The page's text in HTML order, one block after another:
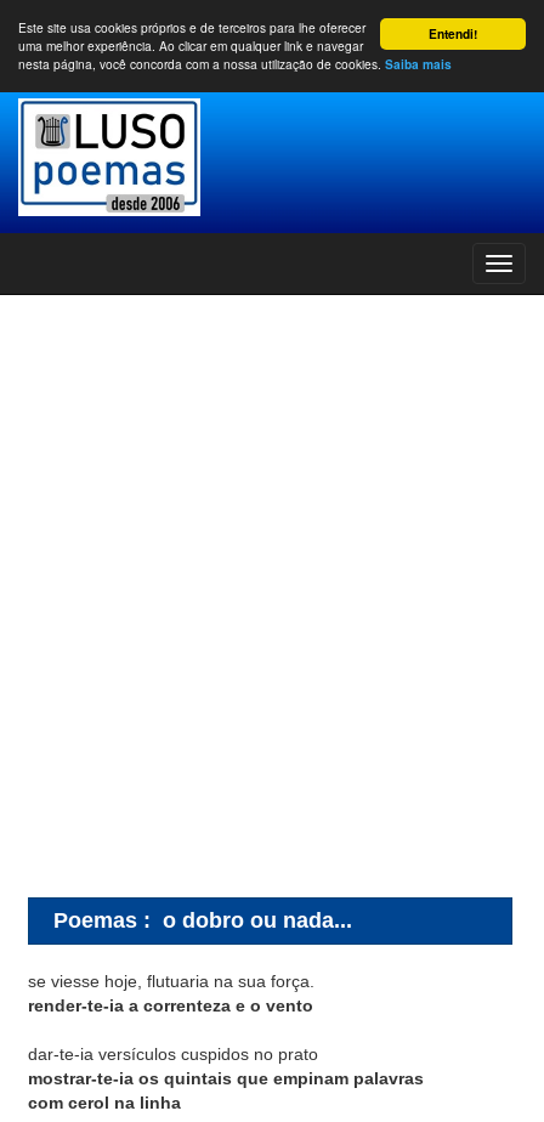
Entendi!
Este site usa cookies próprios e de terceiros para lhe oferecer
uma melhor experiência. Ao clicar em qualquer link e navegar
nesta página, você concorda com a nossa utilização de cookies. Saiba mais
Poemas : o dobro ou nada...
se viesse hoje, flutuaria na sua força.
render-te-ia a correnteza e o vento
dar-te-ia versículos cuspidos no prato
mostrar-te-ia os quintais que empinam palavras
com cerol na linha